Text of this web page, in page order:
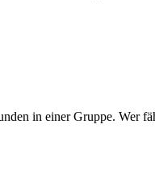
in einer Gruppe. Wer